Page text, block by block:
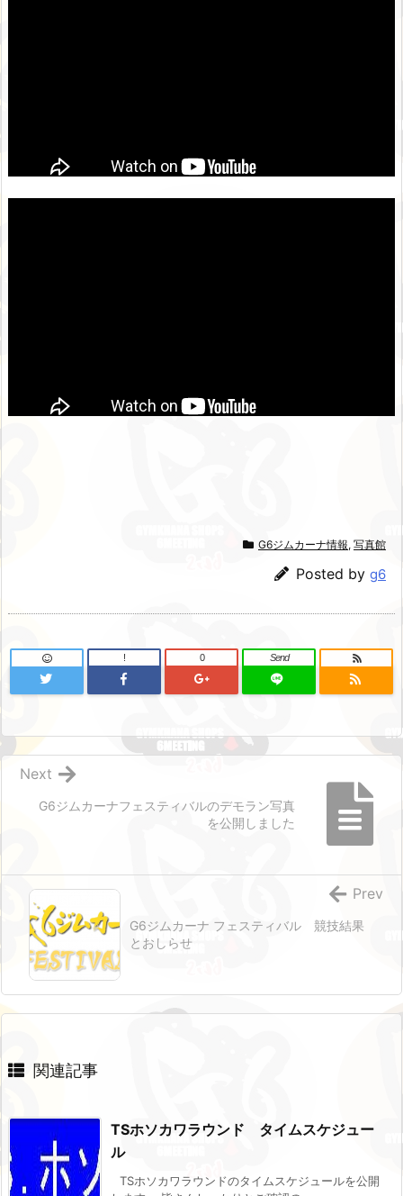
G6ジムカーナ情報, 写真館
Posted by g6
! 0 Send
G6ジムカーナフェスティバルのデモラン写真
を公開しました
Next
G6ジムカーナ フェスティバル 競技結果
とおしらせ
Prev
関連記事
TSホソカワラウンド タイムスケジュー
ル
TSホソカワラウンドのタイムスケジュールを公開